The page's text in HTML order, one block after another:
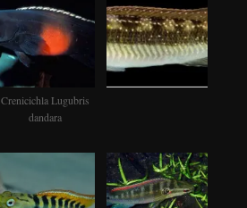
Crenicichla Lugubris
dandara